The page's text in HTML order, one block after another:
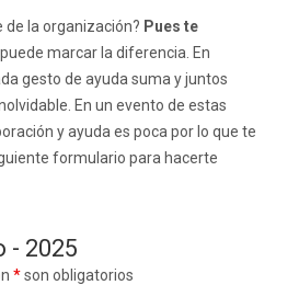
la organización? Pues te
marcar la diferencia. En
gesto de ayuda suma y juntos
En un evento de estas
y ayuda es poca por lo que te
formulario para hacerte
- 2025
*son obligatorios